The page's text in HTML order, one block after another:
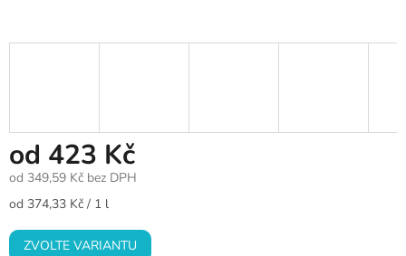
od 423 Kč
od 349,59 Kč bez DPH
Měrná
od 374,33 Kč / 1 l
ZVOLTE VARIANTU